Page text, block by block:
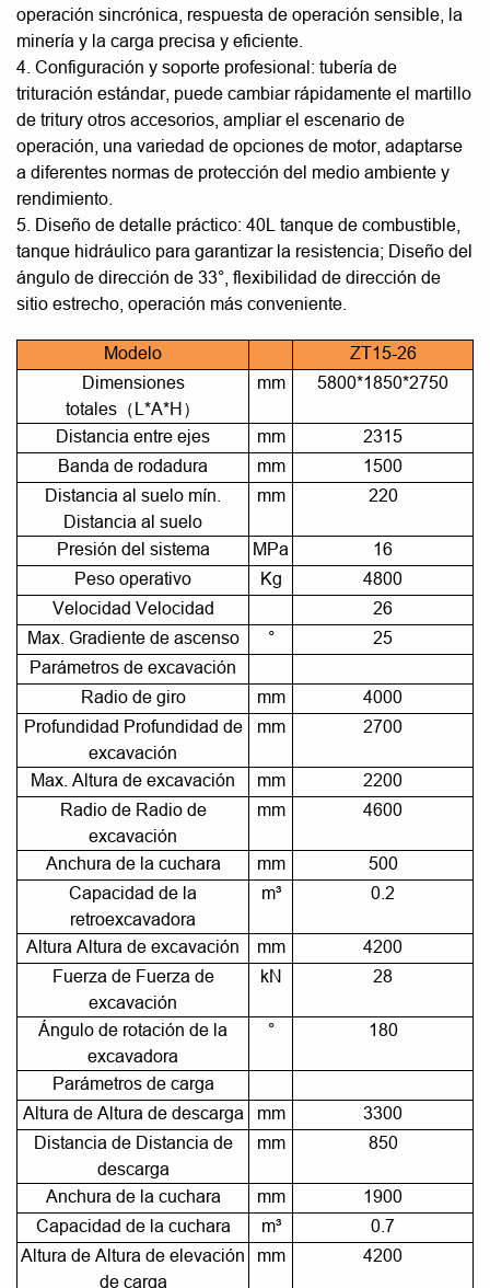
operación sincrónica, respuesta de operación sensible, la
minería y la carga precisa y eficiente.
4. Configuración y soporte profesional: tubería de
trituración estándar, puede cambiar rápidamente el martillo
de tritury otros accesorios, ampliar el escenario de
operación, una variedad de opciones de motor, adaptarse
a diferentes normas de protección del medio ambiente y
rendimiento.
5. Diseño de detalle práctico: 40L tanque de combustible,
tanque hidráulico para garantizar la resistencia; Diseño del
ángulo de dirección de 33°, flexibilidad de dirección de
sitio estrecho, operación más conveniente.
Modelo
ZT15-26
Dimensiones
totales（L*A*H）
mm 5800*1850*2750
Distancia entre ejes mm
2315
Banda de rodadura
mm
1500
Distancia al suelo mín.
Distancia al suelo
mm 220
Presión del sistema MPa
16
Peso operativo
Kg
4800
Velocidad Velocidad
26
Max. Gradiente de ascenso
°
25
Parámetros de excavación
Radio de giro
mm
4000
Profundidad Profundidad de
excavación
mm 2700
Max. Altura de excavación mm
2200
Radio de Radio de
excavación
mm 4600
Anchura de la cuchara mm
500
Capacidad de la
retroexcavadora
m³ 0.2
Altura Altura de excavación mm
4200
Fuerza de Fuerza de
excavación
kN 28
Ángulo de rotación de la
excavadora
° 180
Parámetros de carga
Altura de Altura de descarga
mm
3300
Distancia de Distancia de
descarga
mm 850
Anchura de la cuchara mm
1900
Capacidad de la cuchara
m³
0.7
Altura de Altura de elevación
de carga
mm 4200